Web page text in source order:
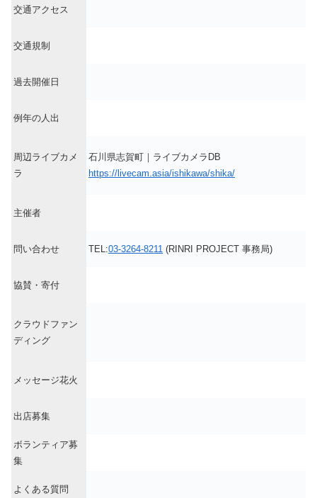
交通アクセス
交通規制
過去開催日
例年の人出
周辺ライブカメ
ラ
石川県志賀町｜ライブカメラDB
https://livecam.asia/ishikawa/shika/
主催者
問い合わせ TEL:03-3264-8211 (RINRI PROJECT 事務局)
協賛・寄付
クラウドファン
ディング
メッセージ花火
出店募集
ボランティア募
集
よくある質問